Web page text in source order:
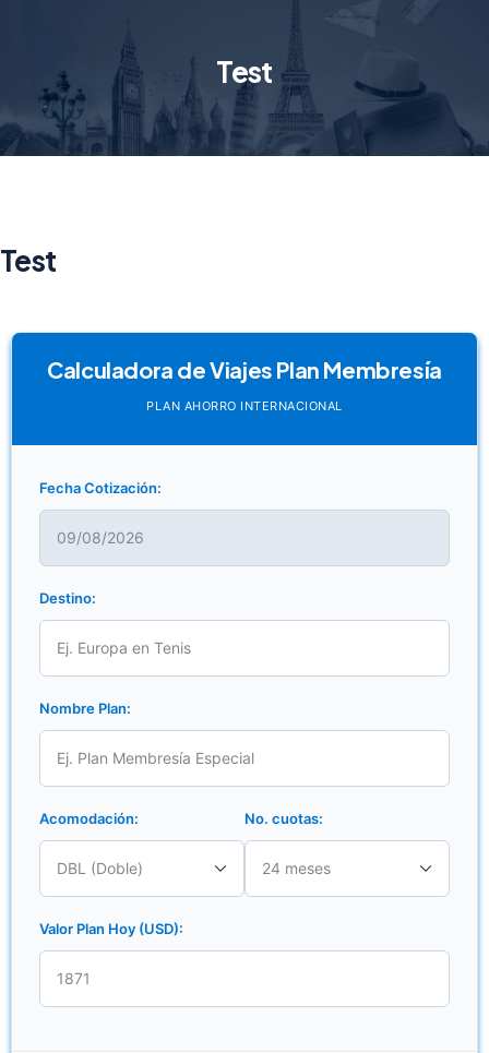
Test
Test
Calculadora de Viajes Plan Membresía
PLAN AHORRO INTERNACIONAL
Fecha Cotización:
Destino:
Nombre Plan:
Acomodación: No. cuotas:
Valor Plan Hoy (USD):